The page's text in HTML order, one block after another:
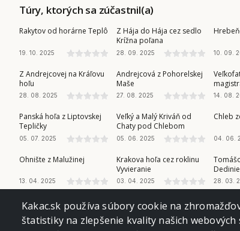
Túry, ktorých sa zúčastnil(a)
VEĽKÁ FATRA
Rakytov od horárne Teplô
19. 10. 2025
SLOVENSKÝ KRAS
Z Hája do Hája cez sedlo
Krížna poľana
28. 09. 2025 10. 09.
NÍZKE TATRY
Z Andrejcovej na Kráľovu
hoľu
28. 08. 2025
NÍZKE TATRY
Andrejcová z Pohorelskej
Maše
27. 08. 2025 14. 08.
NÍZKE TATRY
Panská hoľa z Liptovskej
Tepličky
05. 07. 2025
MALÁ FATRA
Veľký a Malý Kriváň od
Chaty pod Chlebom
05. 06. 2025
MALÁ
Chleb
04. 06.
NÍZKE TATRY
Ohnište z Malužinej
13. 04. 2025
NÍZKE TATRY
Krakova hoľa cez roklinu
Vyvieranie
03. 04. 2025 28. 03.
Kakac.sk používa súbory cookie na
štatistiky na zlepšenie kvality našich